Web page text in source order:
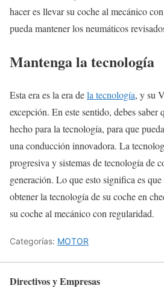
hacer es llevar su coche al mecánico
pueda mantener los neumáticos
Mantenga la tecnología
Esta era es la era dela tecnología, y su
excepción. En este sentido, debes saber
hecho para la tecnología, para que
una conducción innovadora. La
progresiva y sistemas de tecnología de
generación. Lo que esto significa es que
obtener la tecnología de su coche en
su coche al mecánico con regularidad.
Categorías: MOTOR
Directivos y Empresas